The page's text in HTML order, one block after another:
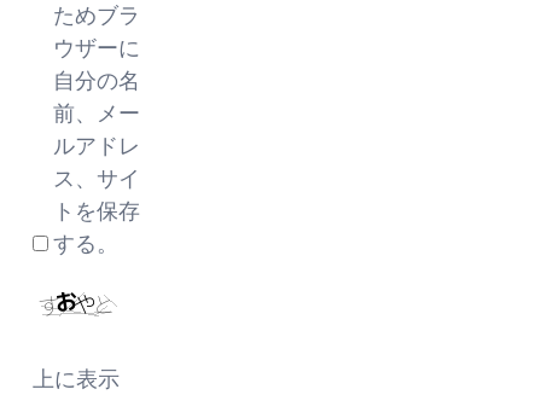
ためブラ
ウザーに
自分の名
前、メー
ルアドレ
ス、サイ
トを保存
する。
上に表示